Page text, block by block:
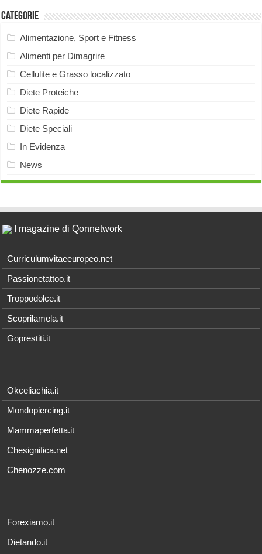
Categorie
Alimentazione, Sport e Fitness
Alimenti per Dimagrire
Cellulite e Grasso localizzato
Diete Proteiche
Diete Rapide
Diete Speciali
In Evidenza
News
I magazine di Qonnetwork
Curriculumvitaeeuropeo.net
Passionetattoo.it
Troppodolce.it
Scoprilamela.it
Goprestiti.it
Okceliachia.it
Mondopiercing.it
Mammaperfetta.it
Chesignifica.net
Chenozze.com
Forexiamo.it
Dietando.it